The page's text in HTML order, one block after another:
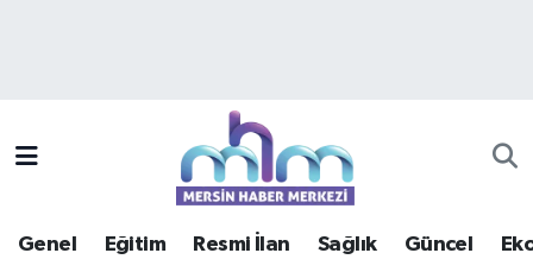
Genel Eğitim Resmi İlan Sağlık Güncel
Mersin Trafik Yoğunluk Haritası
Süper Lig Puan Durumu ve Fikstür